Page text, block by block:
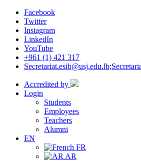
Facebook
Twitter
Instagram
LinkedIn
YouTube
+961 (1) 421 317
Accredited by
Login
Students
Employees
Teachers
Alumni
EN
FR
AR